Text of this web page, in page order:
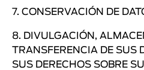
7. CONSERVACIÓN DE
8. DIVULGACIÓN,
TRANSFERENCIA DE SUS
SUS DERECHOS SOBRE